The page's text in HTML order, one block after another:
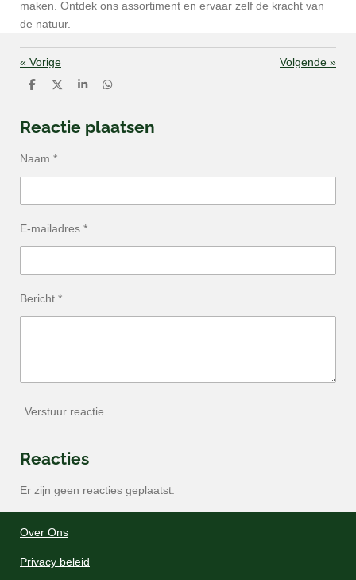
maken. Ontdek ons assortiment en ervaar zelf de kracht van
de natuur.
« Vorige Volgende »
D
e
n
D
l
S
D
e
n
Reactie plaatsen
Naam *
E-mailadres *
Bericht *
Verstuur reactie
Reacties
Er zijn geen reacties geplaatst.
Over Ons
Privacy beleid